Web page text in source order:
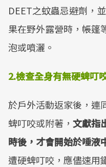
DEET之蚊蟲忌避劑，
果在野外露營時，帳篷
泡或噴灑。
2.檢查全身有無硬蜱叮
於戶外活動返家後，連
蜱叮咬或附著， 文獻指
時後，才會開始於唾液
遭硬蜱叮咬，應儘速用